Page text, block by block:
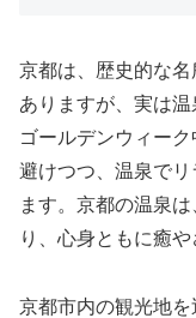
京都は、歴史的な名
ありますが、実は
ゴールデンウィー
避けつつ、温泉で
ます。京都の温泉
り、心身ともに癒
京都市内の観光地